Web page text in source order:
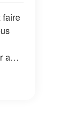
faire
a